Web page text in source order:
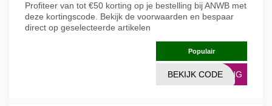
Profiteer van tot €50 korting op je bestelling bij ANWB met
deze kortingscode. Bekijk de voorwaarden en bespaar
direct op geselecteerde artikelen
Populair
TING
BEKIJK CODE